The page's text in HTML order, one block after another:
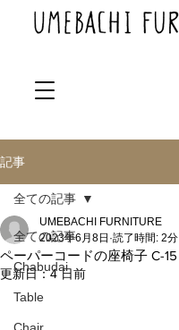
記事
全ての記事
Chabudai
Table
全ての記事
ペーパーコードの座椅子 C-15
UMEBACHI FURNITURE
2023年6月8日 読了時間: 2分
更新日：4 日前